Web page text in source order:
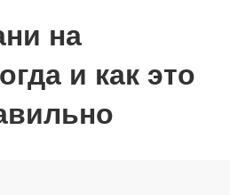
на
и как это